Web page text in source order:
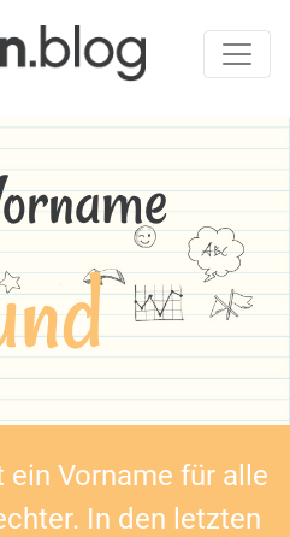
ein Vorname für alle
In den letzten